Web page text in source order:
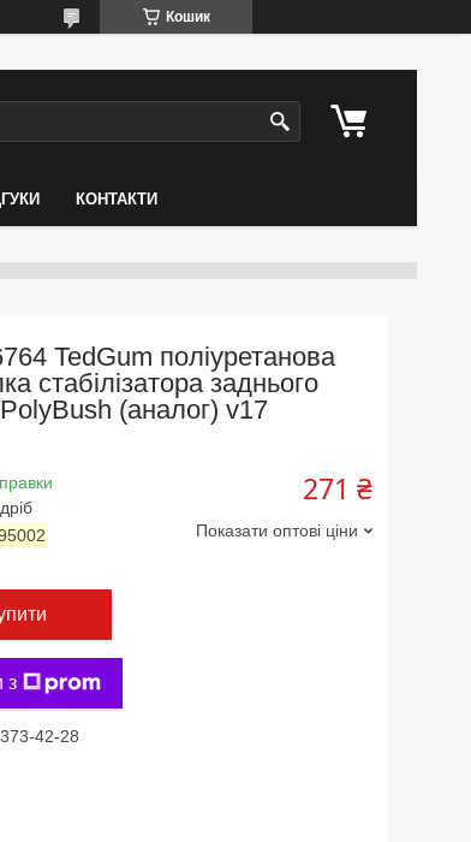
Кошик
КОНТАКТИ
TedGum поліуретанова
стабілізатора заднього
PolyBush (аналог) v17
271 ₴
Показати оптові ціни
з
42-28